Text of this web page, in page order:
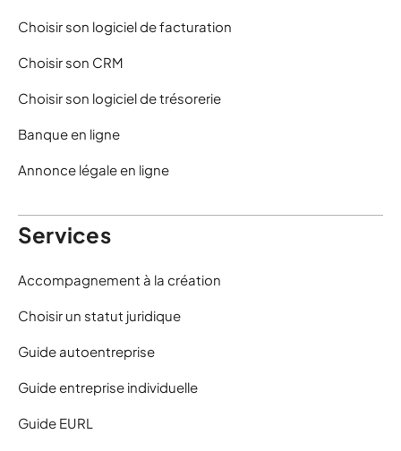
Choisir son logiciel de facturation
Choisir son CRM
Choisir son logiciel de trésorerie
Banque en ligne
Annonce légale en ligne
Services
Accompagnement à la création
Choisir un statut juridique
Guide autoentreprise
Guide entreprise individuelle
Guide EURL